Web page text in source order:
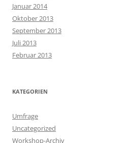
Januar 2014
Oktober 2013
September 2013
Juli 2013
Februar 2013
KATEGORIEN
Umfrage
Uncategorized
Workshop-Archiv